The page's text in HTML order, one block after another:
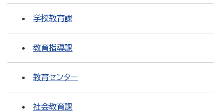
学校教育課
教育指導課
教育センター
社会教育課